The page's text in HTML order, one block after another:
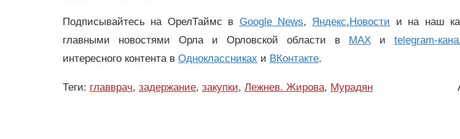
Подписывайтесь на ОрелТаймс в Google News, Яндекс.Новости и на наш
главными новостями Орла и Орловской области в
MAXи telegram-
интересного контента в Одноклассниках и ВКонтакте.
Теги: главврач, задержание, закупки, Лежнев. Жирова, Мурадян